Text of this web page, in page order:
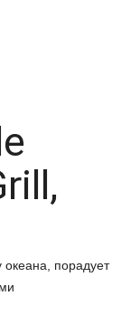
порадует